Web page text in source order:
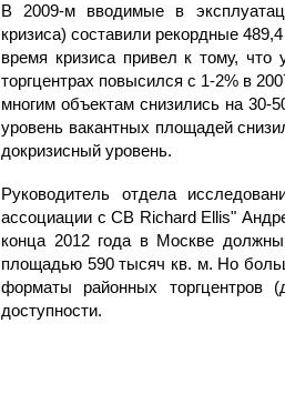
В 2009-м вводимые в
кризиса) составили рекордные
время кризиса привел к тому,
торгцентрах повысился с 1-2% в
многим объектам снизились на
уровень вакантных площадей
докризисный уровень.
Руководитель отдела
ассоциации с CB Richard Ellis"
конца 2012 года в Москве
площадью 590 тысяч кв. м. Но
форматы районных
доступности.